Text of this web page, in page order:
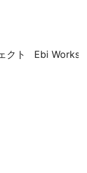
クト Ebi